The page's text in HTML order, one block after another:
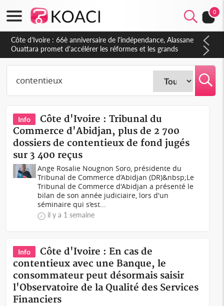
0
Côte d'Ivoire : À Abidjan, Amadou Oury Bah admire le modèle
ivoirien et veut s'en inspirer pour accélérer le développement
de la Guinée
Info
Côte d'Ivoire : Tribunal du
Commerce d'Abidjan, plus de 2 700
dossiers de contentieux de fond jugés
sur 3 400 reçus
Ange Rosalie Nougnon Soro, présidente du
Tribunal de Commerce d’Abidjan (DR)&nbsp;Le
Tribunal de Commerce d'Abidjan a présenté le
bilan de son année judiciaire, lors d'un
séminaire qui s’est...
il y a 1 semaine
Info
Côte d'Ivoire : En cas de
contentieux avec une Banque, le
consommateur peut désormais saisir
l'Observatoire de la Qualité des Services
Financiers